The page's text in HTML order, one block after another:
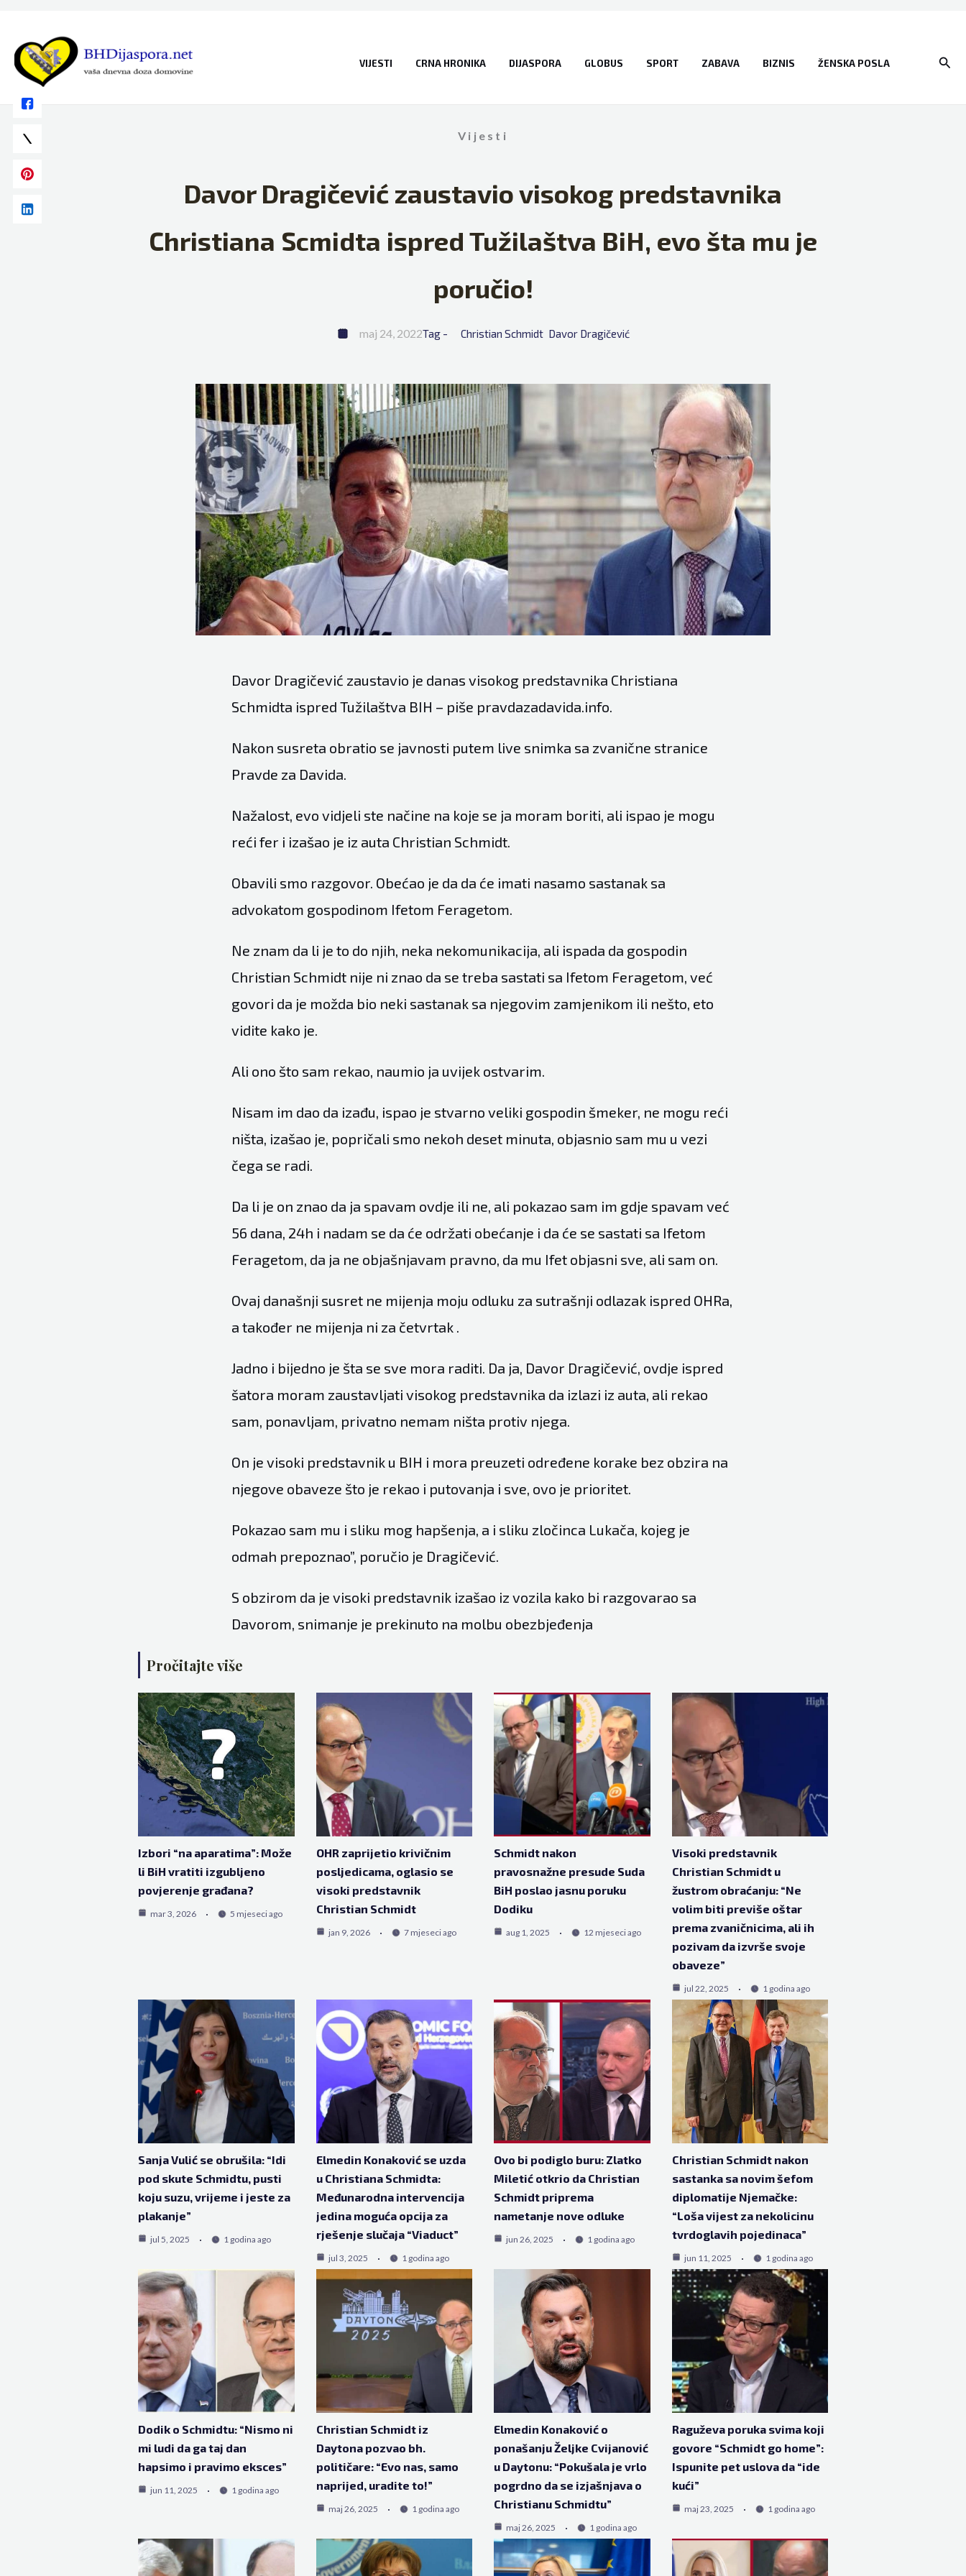
content
VIJESTI CRNA HRONIKA DIJASPORA GLOBUS SPORT ZABAVA BIZNIS ŽENSKA POSLA
Vijesti
Davor Dragičević zaustavio visokog predstavnika
Christiana Scmidta ispred Tužilaštva BiH, evo šta mu je
poručio!
maj 24, 2022Tag - Christian Schmidt Davor Dragičević
Davor Dragičević zaustavio je danas visokog predstavnika Christiana
Schmidta ispred Tužilaštva BIH – piše pravdazadavida.info.
Nakon susreta obratio se javnosti putem live snimka sa zvanične stranice
Pravde za Davida.
Nažalost, evo vidjeli ste načine na koje se ja moram boriti, ali ispao je mogu
reći fer i izašao je iz auta Christian Schmidt.
Obavili smo razgovor. Obećao je da da će imati nasamo sastanak sa
advokatom gospodinom Ifetom Feragetom.
Ne znam da li je to do njih, neka nekomunikacija, ali ispada da gospodin
Christian Schmidt nije ni znao da se treba sastati sa Ifetom Feragetom, već
govori da je možda bio neki sastanak sa njegovim zamjenikom ili nešto, eto
vidite kako je.
Ali ono što sam rekao, naumio ja uvijek ostvarim.
Nisam im dao da izađu, ispao je stvarno veliki gospodin šmeker, ne mogu reći
ništa, izašao je, popričali smo nekoh deset minuta, objasnio sam mu u vezi
čega se radi.
Da li je on znao da ja spavam ovdje ili ne, ali pokazao sam im gdje spavam već
56 dana, 24h i nadam se da će održati obećanje i da će se sastati sa Ifetom
Feragetom, da ja ne objašnjavam pravno, da mu Ifet objasni sve, ali sam on.
Ovaj današnji susret ne mijenja moju odluku za sutrašnji odlazak ispred OHRa,
a također ne mijenja ni za četvrtak .
Jadno i bijedno je šta se sve mora raditi. Da ja, Davor Dragičević, ovdje ispred
šatora moram zaustavljati visokog predstavnika da izlazi iz auta, ali rekao
sam, ponavljam, privatno nemam ništa protiv njega.
On je visoki predstavnik u BIH i mora preuzeti određene korake bez obzira na
njegove obaveze što je rekao i putovanja i sve, ovo je prioritet.
Pokazao sam mu i sliku mog hapšenja, a i sliku zločinca Lukača, kojeg je
odmah prepoznao”, poručio je Dragičević.
S obzirom da je visoki predstavnik izašao iz vozila kako bi razgovarao sa
Davorom, snimanje je prekinuto na molbu obezbjeđenja
Pročitajte više
Izbori “na aparatima”: Može
li BiH vratiti izgubljeno
povjerenje građana?
mar 3, 2026 5 mjeseci ago
OHR zaprijetio krivičnim
posljedicama, oglasio se
visoki predstavnik
Christian Schmidt
jan 9, 2026 7 mjeseci ago
Schmidt nakon
pravosnažne presude Suda
BiH poslao jasnu poruku
Dodiku
aug 1, 2025 12 mjeseci ago
Visoki predstavnik
Christian Schmidt u
žustrom obraćanju: “Ne
volim biti previše oštar
prema zvaničnicima, ali ih
pozivam da izvrše svoje
obaveze”
jul 22, 2025 1 godina ago
Sanja Vulić se obrušila: “Idi
pod skute Schmidtu, pusti
koju suzu, vrijeme i jeste za
plakanje”
jul 5, 2025 1 godina ago
Elmedin Konaković se uzda
u Christiana Schmidta:
Međunarodna intervencija
jedina moguća opcija za
rješenje slučaja “Viaduct”
jul 3, 2025 1 godina ago
Ovo bi podiglo buru: Zlatko
Miletić otkrio da Christian
Schmidt priprema
nametanje nove odluke
jun 26, 2025 1 godina ago
Christian Schmidt nakon
sastanka sa novim šefom
diplomatije Njemačke:
“Loša vijest za nekolicinu
tvrdoglavih pojedinaca”
jun 11, 2025 1 godina ago
Dodik o Schmidtu: “Nismo ni
mi ludi da ga taj dan
hapsimo i pravimo eksces”
jun 11, 2025 1 godina ago
Christian Schmidt iz
Daytona pozvao bh.
političare: “Evo nas, samo
naprijed, uradite to!”
maj 26, 2025 1 godina ago
Elmedin Konaković o
ponašanju Željke Cvijanović
u Daytonu: “Pokušala je vrlo
pogrdno da se izjašnjava o
Christianu Schmidtu”
maj 26, 2025 1 godina ago
Raguževa poruka svima koji
govore “Schmidt go home”:
Ispunite pet uslova da “ide
kući”
maj 23, 2025 1 godina ago